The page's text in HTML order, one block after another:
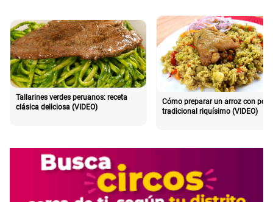
Tallarines verdes peruanos: receta
clásica deliciosa (VIDEO)
Cómo preparar un arroz con pollo
tradicional riquísimo (VIDEO)